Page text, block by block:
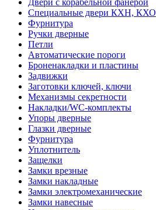
Двери с корабельной фанерой
Специальные двери КХН, КХО
Фурнитура
Ручки дверные
Петли
Автоматические пороги
Броненакладки и пластины
Задвижки
Заготовки ключей, ключи
Механизмы секретности
Накладки/WC-комплекты
Упоры дверные
Глазки дверные
Фурнитура
Уплотнитель
Защелки
Замки врезные
Замки накладные
Замки электромеханические
Замки навесные